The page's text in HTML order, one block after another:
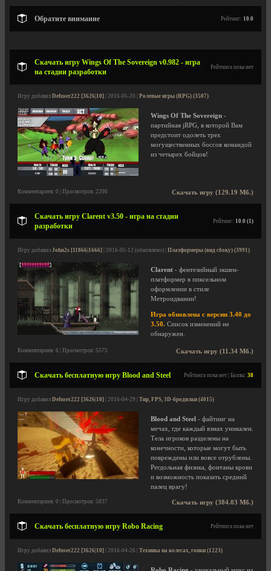
Обратите внимание Рейтинг: 10.0
Скачать игру Wings Of The Sovereign v0.982 - игра
на стадии разработки
Рейтинга пока нет
Игру добавил Defuser222 [3626|10] | 2016-05-20 | Ролевые игры (RPG) (3507)
Wings Of The Sovereign -
партийная jRPG, в которой Вам
предстоит одолеть трех
могущественных боссов командой
из четырех бойцов!
Скачать игру (129.19 Мб.)
Комментариев: 0 | Просмотров: 2200
Скачать игру Clarent v3.50 - игра на стадии
разработки
Рейтинг: 10.0 (1)
Игру добавил John2s [11866|1666] | 2016-05-12 (обновлено) | Платформеры (вид сбоку) (3991)
Clarent - фентезийный экшен-
платформер в пиксельном
оформлении в стиле
Метроидвании!
Игра обновлена с версии 3.40 до
3.50. Список изменений не
обнаружен.
Скачать игру (11.34 Мб.)
Комментариев: 6 | Просмотров: 5575
Скачать бесплатную игру Blood and Steel Рейтинга пока нет | Баллы: 38
Игру добавил Defuser222 [3626|10] | 2016-04-29 | Тир, FPS, 3D-бродилки (4015)
Blood and Steel - файтинг на
мечах, где каждый взмах уникален.
Тела игроков разделены на
конечности, которые могут быть
повреждены или вовсе отрублены.
Регдольная физика, фонтаны крови
и возможность показать средний
палец врагу!
Скачать игру (384.03 Мб.)
Комментариев: 0 | Просмотров: 5837
Скачать бесплатную игру Robo Racing Рейтинга пока нет
Игру добавил Defuser222 [3626|10] | 2016-04-26 | Техника на колесах, гонки (1223)